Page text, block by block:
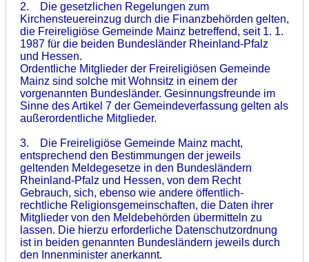
2. Die gesetzlichen Regelungen zum
Kirchensteuereinzug durch die Finanzbehörden gelten,
die Freireligiöse Gemeinde Mainz betreffend, seit 1. 1.
1987 für die beiden Bundesländer Rheinland-Pfalz
und Hessen.
Ordentliche Mitglieder der Freireligiösen Gemeinde
Mainz sind solche mit Wohnsitz in einem der
vorgenannten Bundesländer. Gesinnungsfreunde im
Sinne des Artikel 7 der Gemeindeverfassung gelten als
außerordentliche Mitglieder.
3. Die Freireligiöse Gemeinde Mainz macht,
entsprechend den Bestimmungen der jeweils
geltenden Meldegesetze in den Bundesländern
Rheinland-Pfalz und Hessen, von dem Recht
Gebrauch, sich, ebenso wie andere öffentlich-
rechtliche Religionsgemeinschaften, die Daten ihrer
Mitglieder von den Meldebehörden übermitteln zu
lassen. Die hierzu erforderliche Datenschutzordnung
ist in beiden genannten Bundesländern jeweils durch
den Innenminister anerkannt.